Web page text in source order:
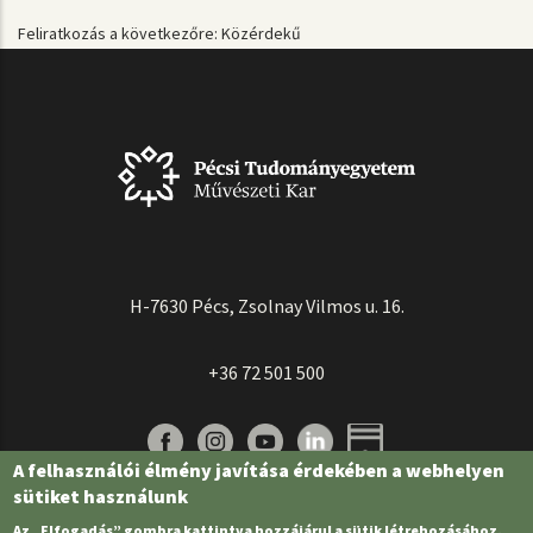
Feliratkozás a következőre: Közérdekű
H-7630 Pécs, Zsolnay Vilmos u. 16.
+36 72 501 500
A felhasználói élmény javítása érdekében a webhelyen
sütiket használunk